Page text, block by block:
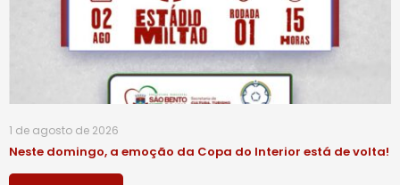
1 de agosto de 2026
Neste domingo, a emoção da Copa do Interior está de volta!